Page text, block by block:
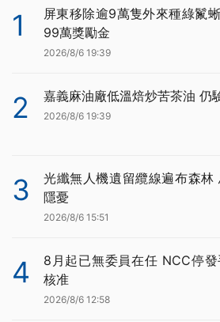
1
屏東移除逾9萬隻外來種綠鬣
99萬獎勵金
2026/8/6 19:39
2 嘉義麻油廠低溫焙炒苦茶油 仍
2026/8/6 19:39
3
光纖無人機遺留纜線遍布森林
隱憂
2026/8/6 15:51
4
8月起已無委員在任 NCC停
核准
2026/8/6 12:58